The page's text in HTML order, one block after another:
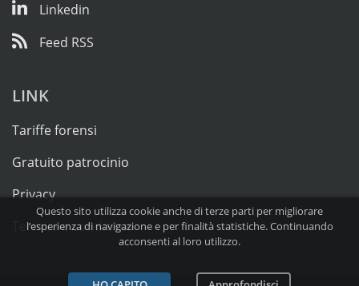
Linkedin
Feed RSS
LINK
Tariffe forensi
Gratuito patrocinio
Privacy
Termini e condizioni
Questo sito utilizza cookie anche di terze parti per migliorare
l’esperienza di navigazione e per finalità statistiche. Continuando
acconsenti al loro utilizzo.